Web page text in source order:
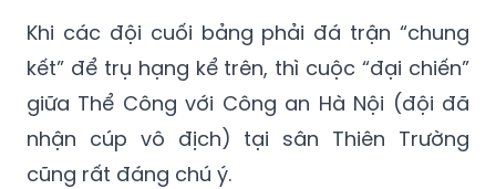
Khi các đội cuối bảng phải đá trận “chung
kết” để trụ hạng kể trên, thì cuộc “đại chiến”
giữa Thể Công với Công an Hà Nội (đội đã
nhận cúp vô địch) tại sân Thiên Trường
cũng rất đáng chú ý.